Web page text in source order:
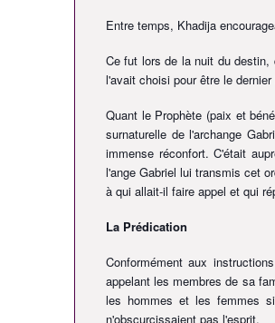
Entre temps, Khadija
Ce fut lors de la nuit du destin,
l'avait choisi pour être le dernier
Quant le Prophète (paix et
surnaturelle de l'archange
immense réconfort. C'était
l'ange Gabriel lui transmis cet
à qui allait-il faire appel et qui
La Prédication
Conformément aux
appelant les membres de sa
les hommes et les femmes
n'obscurcissaient pas l'esprit.